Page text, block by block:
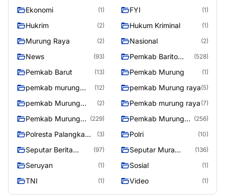
RAYA
Ekonomi (1) FYI (1)
Hukrim (2) Hukum Kriminal (1)
Murung Raya (2) Nasional (2)
News (93)
Pemkab Barito
Utara
(528)
Pemkab Barut (13) Pemkab Murung (1)
pemkab murung
(12) pemkab Murung raya(5)
pemkab Murung
Raya
(2) Pemkab murung raya (7)
Pemkab Murung
raya
(229)
Pemkab Murung
Raya
(256)
Polresta Palangka
Raya
(3) Polri (10)
Seputar Berita
Murung Raya
(97)
Seputar Mura
Seasen 2
(136)
Seruyan (1) Sosial (1)
TNI (1) Video (1)